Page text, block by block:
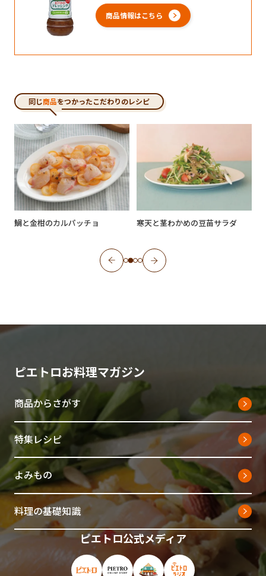
商品情報はこちら
同じ商品をつかったこだわりのレシピ
鯛と金柑のカルパッチョ 寒天と茎わかめの豆苗サラダ
ピエトロお料理マガジン
商品からさがす
特集レシピ
よみもの
料理の基礎知識
ピエトロ公式メディア